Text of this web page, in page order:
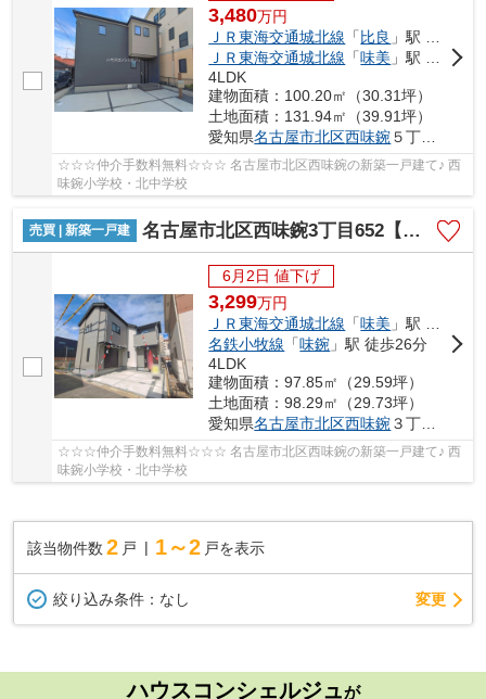
3,480万円
ＪＲ東海交通城北線 「 比良 」駅 徒歩27分
ＪＲ東海交通城北線 「味美 」駅 徒歩29分
4LDK
建物面積：100.20㎡（30.31坪）
土地面積：131.94㎡（39.91坪）
愛知県名古屋市北区西味鋺５丁目811−1
☆☆☆仲介手数料無料☆☆☆ 名古屋市北区西味鋺の新築一戸建て♪ 西
味鋺小学校・北中学校
売買 | 新築一戸建 名古屋市北区西味鋺3丁目652【仲介手数料無料】新築一戸建て
6月2日 値下げ
3,299万円
ＪＲ東海交通城北線 「味美 」駅 徒歩23分
名鉄小牧線 「味鋺 」駅 徒歩26分
4LDK
建物面積：97.85㎡（29.59坪）
土地面積：98.29㎡（29.73坪）
愛知県名古屋市北区西味鋺３丁目652
☆☆☆仲介手数料無料☆☆☆ 名古屋市北区西味鋺の新築一戸建て♪ 西
味鋺小学校・北中学校
該当物件数 2 戸 1～2 戸を表示
絞り込み条件： なし 変更
ハウスコンシェルジュが